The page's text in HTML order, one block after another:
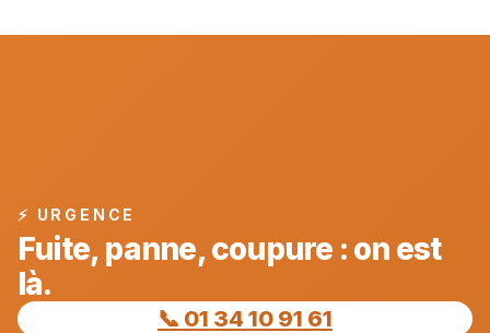
⚡ URGENCE
Fuite, panne, coupure : on est
là.
📞 01 34 10 91 61